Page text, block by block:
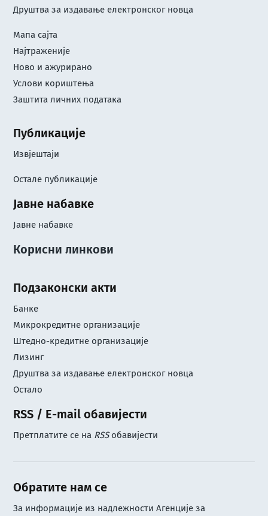
Друштва за издавање електронског новца
Мапа сајта
Најтраженије
Ново и ажурирано
Услови кориштењa
Заштита личних података
Публикације
Извјештаји
Остале публикације
Јавне набавке
Јавне набавке
Корисни линкови
Подзаконски акти
Банке
Микрокредитне организације
Штедно-кредитне организације
Лизинг
Друштва за издавање електронског новца
Остало
RSS / E-mail обавијести
Претплатите се на RSSобавијести
Обратите нам се
За информације из надлежности Агенције за